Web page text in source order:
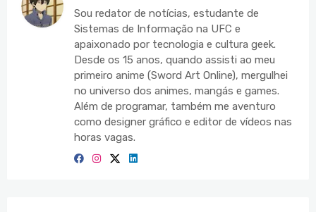
Sou redator de notícias, estudante de
Sistemas de Informação na UFC e
apaixonado por tecnologia e cultura geek.
Desde os 15 anos, quando assisti ao meu
primeiro anime (Sword Art Online), mergulhei
no universo dos animes, mangás e games.
Além de programar, também me aventuro
como designer gráfico e editor de vídeos nas
horas vagas.